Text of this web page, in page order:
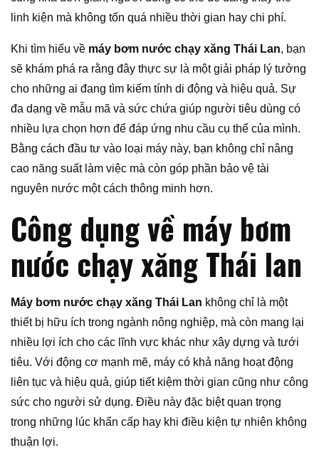
linh kiện mà không tốn quá nhiều thời gian hay chi phí.
Khi tìm hiểu về máy bơm nước chạy xăng Thái Lan, bạn
sẽ khám phá ra rằng đây thực sự là một giải pháp lý tưởng
cho những ai đang tìm kiếm tính di động và hiệu quả. Sự
đa dạng về mẫu mã và sức chứa giúp người tiêu dùng có
nhiều lựa chọn hơn để đáp ứng nhu cầu cụ thể của mình.
Bằng cách đầu tư vào loại máy này, bạn không chỉ nâng
cao năng suất làm việc mà còn góp phần bảo vệ tài
nguyên nước một cách thông minh hơn.
Công dụng về máy bơm
nước chạy xăng Thái lan
Máy bơm nước chạy xăng Thái Lan không chỉ là một
thiết bị hữu ích trong ngành nông nghiệp, mà còn mang lại
nhiều lợi ích cho các lĩnh vực khác như xây dựng và tưới
tiêu. Với động cơ mạnh mẽ, máy có khả năng hoạt động
liên tục và hiệu quả, giúp tiết kiệm thời gian cũng như công
sức cho người sử dụng. Điều này đặc biệt quan trọng
trong những lúc khẩn cấp hay khi điều kiện tự nhiên không
thuận lợi.